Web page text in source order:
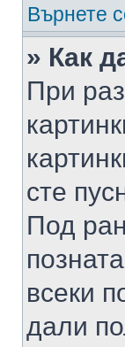
Върнете
» Как
При
сте
Под
всеки
дали